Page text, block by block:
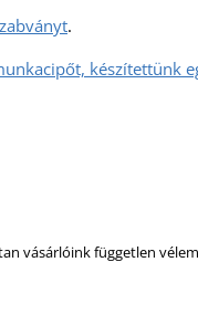
.
készítettünk
vásárlóink független